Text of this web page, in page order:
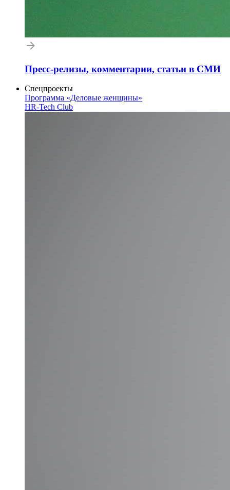
Пресс-релизы, комментарии, статьи в СМИ
Спецпроекты
Программа «Деловые женщины»
HR-Tech Club